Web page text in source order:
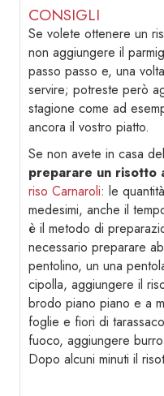
CONSIGLI
Se volete ottenere un
non aggiungere il
passo passo e, una
servire; potreste però
stagione come ad
ancora il vostro piatto.
Se non avete in casa
preparare un risotto
riso Carnaroli: le
medesimi, anche il
è il metodo di
necessario preparare
pentolino, un una
cipolla, aggiungere il
brodo piano piano e a
foglie e fiori di
fuoco, aggiungere
Dopo alcuni minuti il